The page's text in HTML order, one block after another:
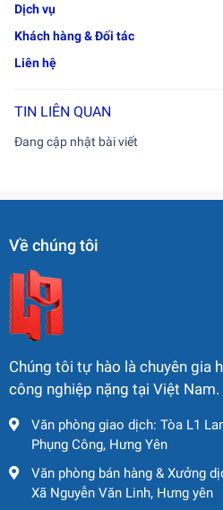
Dịch vụ
Khách hàng & Đối tác
Liên hệ
TIN LIÊN QUAN
Đang cập nhật bài viết
Về chúng tôi
Chúng tôi tự hào là chuyên gia
công nghiệp nặng tại Việt Nam.
Văn phòng giao dịch: Tòa L1
Phụng Công, Hưng Yên
Văn phòng bán hàng & Xưởng
Xã Nguyễn Văn Linh, Hưng yên